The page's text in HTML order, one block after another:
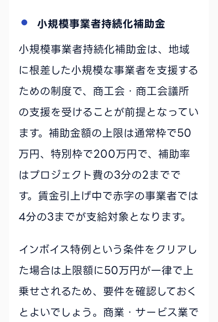
小規模事業者持続化補助金
小規模事業者持続化補助金は、地域
に根差した小規模な事業者を支援する
ための制度で、商工会・商工会議所
の支援を受けることが前提となってい
ます。補助金額の上限は通常枠で50
万円、特別枠で200万円で、補助率
はプロジェクト費の3分の2までで
す。賃金引上げ中で赤字の事業者では
4分の3までが支給対象となります。
インボイス特例という条件をクリアし
た場合は上限額に50万円が一律で上
乗せされるため、要件を確認しておく
とよいでしょう。商業・サービス業で